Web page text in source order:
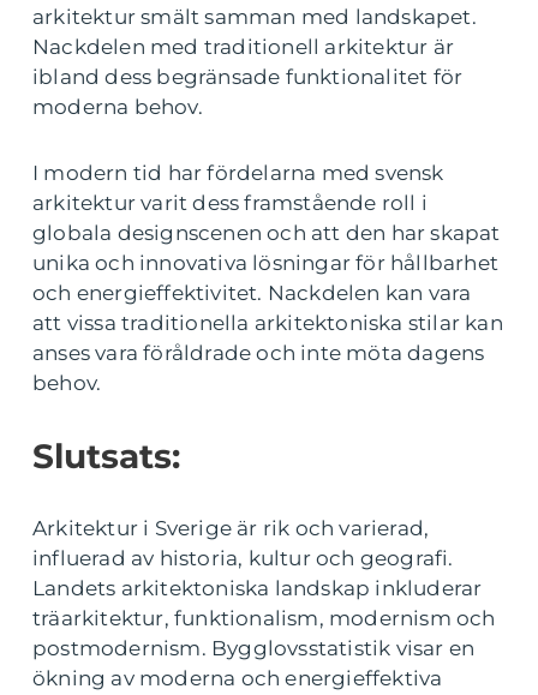
arkitektur smält samman med landskapet.
Nackdelen med traditionell arkitektur är
ibland dess begränsade funktionalitet för
moderna behov.
I modern tid har fördelarna med svensk
arkitektur varit dess framstående roll i
globala designscenen och att den har skapat
unika och innovativa lösningar för hållbarhet
och energieffektivitet. Nackdelen kan vara
att vissa traditionella arkitektoniska stilar kan
anses vara föråldrade och inte möta dagens
behov.
Slutsats:
Arkitektur i Sverige är rik och varierad,
influerad av historia, kultur och geografi.
Landets arkitektoniska landskap inkluderar
träarkitektur, funktionalism, modernism och
postmodernism. Bygglovsstatistik visar en
ökning av moderna och energieffektiva